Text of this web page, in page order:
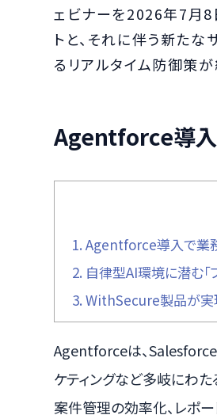
ェビナーを2026年7月8
トと、それに伴う新た
るリアルタイム防御策が
Agentforce導入
1. Agentforce導入で業
2. 自律型AI環境に潜む「
3. WithSecure製品が実
Agentforceは、Salesforce
ケティングなど多岐にわ
案件管理の効率化、レポ